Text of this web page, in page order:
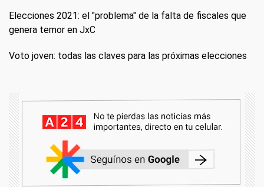
Elecciones 2021: el "problema" de la falta de fiscales que
genera temor en JxC
Voto joven: todas las claves para las próximas elecciones